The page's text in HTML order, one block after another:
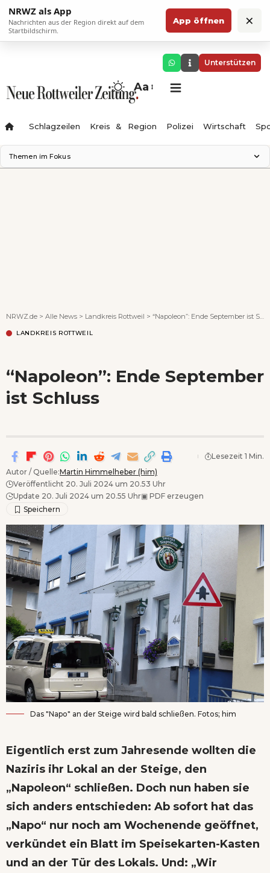
NRWZ als App
Nachrichten aus der Region direkt auf dem
Startbildschirm.
App öffnen ×
Unterstützen
Aa
Schlagzeilen Kreis & Region Polizei Wirtschaft
Themen im Fokus
NRWZ.de > Alle News > Landkreis Rottweil > “Napoleon”: Ende September ist Schluss
LANDKREIS ROTTWEIL
“Napoleon”: Ende September
ist Schluss
Autor / Quelle:Martin Himmelheber (him)
Veröffentlicht 20. Juli 2024 um 20.53 Uhr
Update 20. Juli 2024 um 20.55 Uhr▣ PDF erzeugen
Lesezeit 1 Min.
Das "Napo" an der Steige wird bald schließen. Fotos; him
Eigentlich erst zum Jahresende wollten die
Naziris ihr Lokal an der Steige, den
„Napoleon“ schließen. Doch nun haben sie
sich anders entschieden: Ab sofort hat das
„Napo“ nur noch am Wochenende geöffnet,
verkündet ein Blatt im Speisekarten-Kasten
und an der Tür des Lokals. Und: „Wir